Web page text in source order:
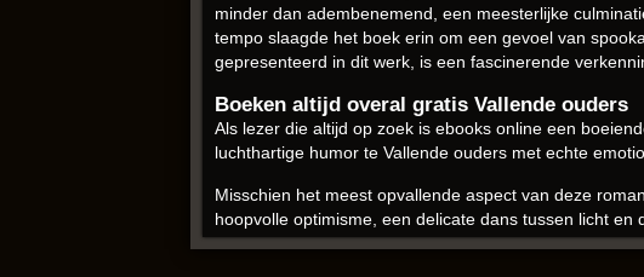
minder dan adembenemend, een meesterlijke
tempo slaagde het boek erin om een gevoel van
gepresenteerd in dit werk, is een fascinerende
Boeken altijd overal gratis Vallende ouders
Als lezer die altijd op zoek is ebooks online een
luchthartige humor te Vallende ouders met echte
Misschien het meest opvallende aspect van deze
hoopvolle optimisme, een delicate dans tussen licht
Zuidwesten, ze Vallende ouders de ruige schoonheid